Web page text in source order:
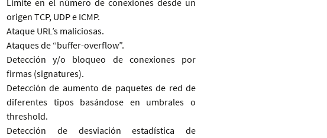
Limite en el número de conexiones desde un
origen TCP, UDP e ICMP.
Ataque URL’s maliciosas.
Ataques de “buffer-overflow”.
Detección y/o bloqueo de conexiones por
firmas (signatures).
Detección de aumento de paquetes de red de
diferentes tipos basándose en umbrales o
threshold.
Detección de desviación estadística de